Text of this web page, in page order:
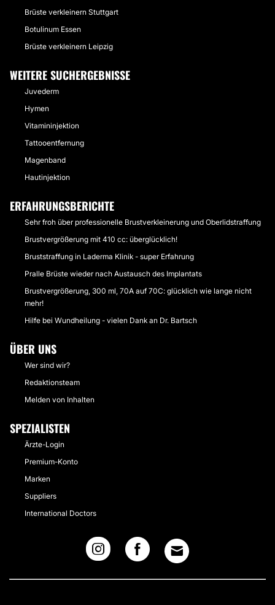
Brüste verkleinern Stuttgart
Botulinum Essen
Brüste verkleinern Leipzig
WEITERE SUCHERGEBNISSE
Juvederm
Hymen
Vitamininjektion
Tattooentfernung
Magenband
Hautinjektion
ERFAHRUNGSBERICHTE
Sehr froh über professionelle Brustverkleinerung und Oberlidstraffung
Brustvergrößerung mit 410 cc: überglücklich!
Bruststraffung in Laderma Klinik - super Erfahrung
Pralle Brüste wieder nach Austausch des Implantats
Brustvergrößerung, 300 ml, 70A auf 70C: glücklich wie lange nicht
mehr!
Hilfe bei Wundheilung - vielen Dank an Dr. Bartsch
ÜBER UNS
Wer sind wir?
Redaktionsteam
Melden von Inhalten
SPEZIALISTEN
Ärzte-Login
Premium-Konto
Marken
Suppliers
International Doctors